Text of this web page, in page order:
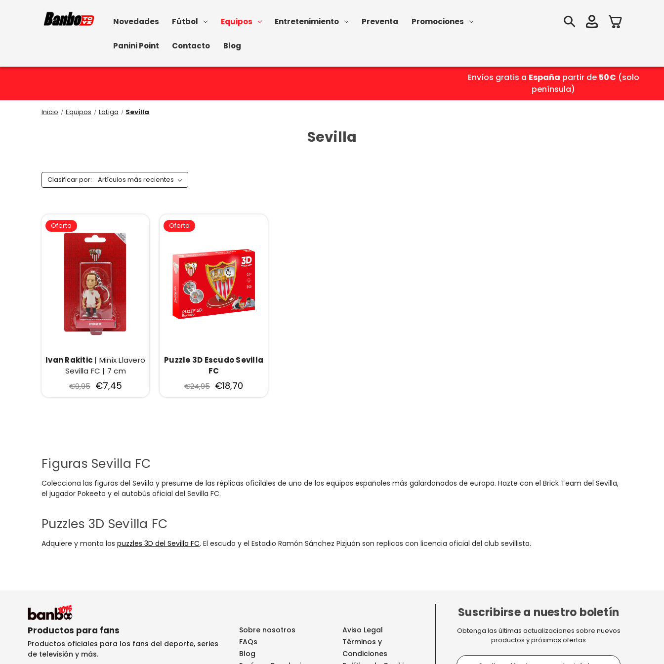
Novedades Fútbol Equipos Entretenimiento Preventa Promociones
Panini Point Contacto Blog
Envíos gratis a España partir de 50€ (solo
península)
Inicio Equipos LaLiga Sevilla
Sevilla
Clasificar por:
Oferta
Ivan Rakitic | Minix Llavero
Sevilla FC | 7 cm
€9,95 €7,45
Oferta
Puzzle 3D Escudo Sevilla
FC
€24,95 €18,70
Figuras Sevilla FC
Colecciona las figuras del Seviila y presume de las réplicas oficilales de uno de los equipos españoles más galardonados de europa. Hazte con el Brick Team del Sevilla,
el jugador Pokeeto y el autobús oficial del Sevilla FC.
Puzzles 3D Sevilla FC
Adquiere y monta los puzzles 3D del Sevilla FC. El escudo y el Estadio Ramón Sánchez Pizjuán son replicas con licencia oficial del club sevillista.
Productos para fans
Productos oficiales para los fans del deporte, series
de televisión y más.
Sobre nosotros
FAQs
Blog
Aviso Legal
Términos y
Condiciones
Suscribirse a nuestro boletín
Obtenga las últimas actualizaciones sobre nuevos
productos y próximas ofertas
D